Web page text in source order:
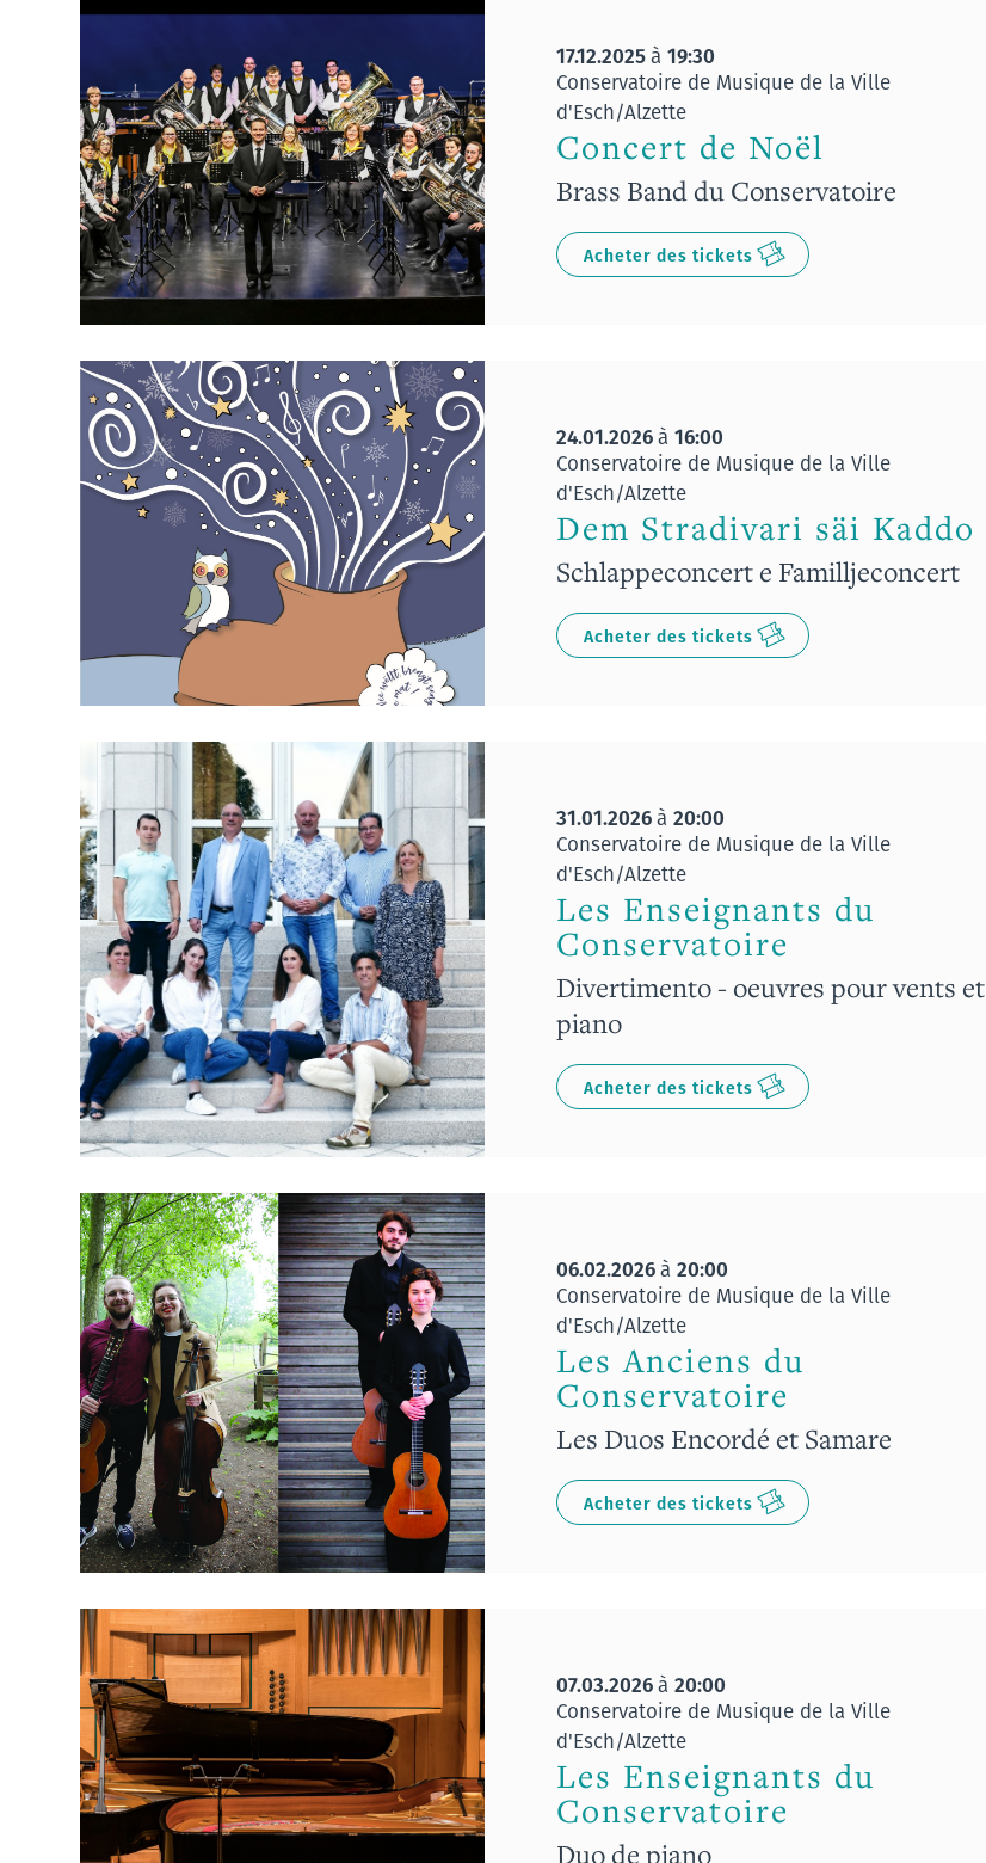
17.12.2025à 19:30
Conservatoire de Musique de la Ville
d'Esch/Alzette
Concert de Noël
Brass Band du Conservatoire
Acheter des tickets
24.01.2026à 16:00
Conservatoire de Musique de la Ville
d'Esch/Alzette
Dem Stradivari säi Kaddo
Schlappeconcert e Familljeconcert
Acheter des tickets
31.01.2026à 20:00
Conservatoire de Musique de la Ville
d'Esch/Alzette
Les Enseignants du
Conservatoire
Divertimento - oeuvres pour vents et
piano
Acheter des tickets
06.02.2026à 20:00
Conservatoire de Musique de la Ville
d'Esch/Alzette
Les Anciens du
Conservatoire
Les Duos Encordé et Samare
Acheter des tickets
07.03.2026à 20:00
Conservatoire de Musique de la Ville
d'Esch/Alzette
Les Enseignants du
Conservatoire
Duo de piano